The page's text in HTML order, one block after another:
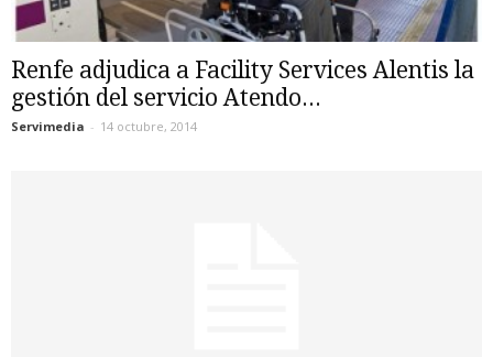
Renfe adjudica a Facility Services Alentis la
gestión del servicio Atendo...
Servimedia - 14 octubre, 2014